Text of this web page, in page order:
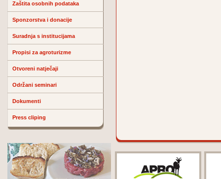
Zaštita osobnih podataka
Sponzorstva i donacije
Suradnja s institucijama
Propisi za agroturizme
Otvoreni natječaji
Održani seminari
Dokumenti
Press cliping